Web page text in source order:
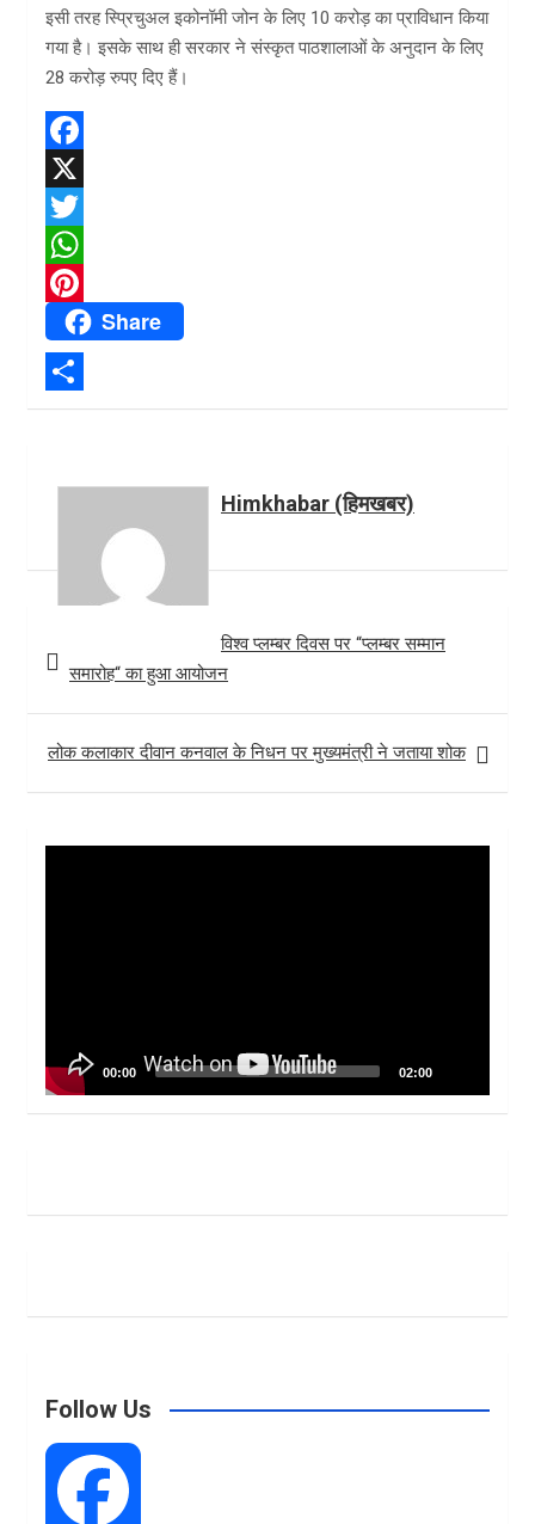
इसी तरह स्प्रिचुअल इकोनॉमी जोन के लिए 10 करोड़ का प्राविधान किया
गया है। इसके साथ ही सरकार ने संस्कृत पाठशालाओं के अनुदान के लिए
28 करोड़ रुपए दिए हैं।
F
a
c
e
o
o
X
T
w
t
t
W
a
t
i
n
Share
S
Himkhabar (हिमखबर)
navigation
विश्व प्लम्बर दिवस पर “प्लम्बर सम्मान
समारोह“ का हुआ आयोजन
लोक कलाकार दीवान कनवाल के निधन पर मुख्यमंत्री ने जताया शोक
00:00 02:00
Follow Us